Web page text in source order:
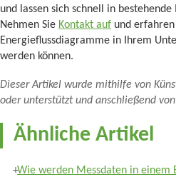
und lassen sich schnell in
Nehmen Sie Kontakt auf und
Energieflussdiagramme in Ihrem
werden können.
Dieser Artikel wurde mithilfe von
oder unterstützt und anschließend
Ähnliche Artikel
Wie werden Messdaten in einem